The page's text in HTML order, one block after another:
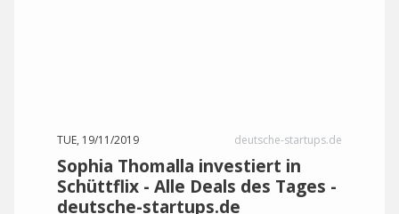
TUE, 19/11/2019 deutsche-startups.de
Sophia Thomalla investiert in
Schüttflix - Alle Deals des Tages -
deutsche-startups.de